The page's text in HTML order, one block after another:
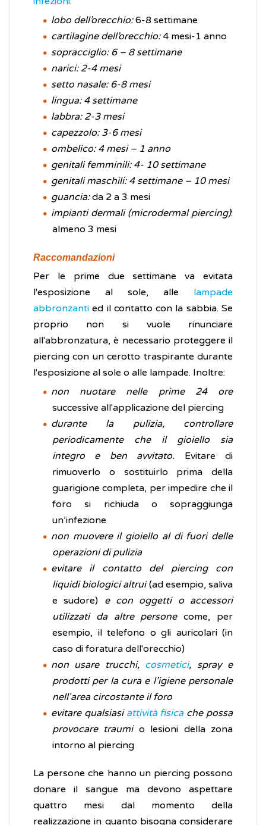
lobo dell’orecchio:6-8 settimane
cartilagine dell’orecchio: 4 mesi-1 anno
sopracciglio: 6 – 8 settimane
narici: 2-4 mesi
setto nasale: 6-8 mesi
lingua: 4 settimane
labbra: 2-3 mesi
capezzolo: 3-6 mesi
ombelico: 4 mesi – 1 anno
genitali femminili: 4- 10 settimane
genitali maschili: 4 settimane – 10 mesi
guancia:da 2 a 3 mesi
impianti dermali (microdermal piercing):
almeno 3 mesi
Raccomandazioni
Per le prime due settimane va evitata
l'esposizione al sole, alle lampade
abbronzanti ed il contatto con la sabbia. Se
proprio non si vuole rinunciare
all'abbronzatura, è necessario proteggere il
piercing con un cerotto traspirante durante
l'esposizione al sole o alle lampade. Inoltre:
non nuotare nelle prime 24 ore
successive all'applicazione del piercing
durante la pulizia, controllare
periodicamente che il gioiello sia
integro e ben avvitato. Evitare di
rimuoverlo o sostituirlo prima della
guarigione completa, per impedire che il
foro si richiuda o sopraggiunga
un’infezione
non muovere il gioiello al di fuori delle
operazioni di pulizia
evitare il contatto del piercing con
liquidi biologici altrui(ad esempio, saliva
e sudore) e con oggetti o accessori
utilizzati da altre personecome, per
esempio, il telefono o gli auricolari (in
caso di foratura dell'orecchio)
non usare trucchi, cosmetici, spray e
prodotti per la cura e l’igiene personale
nell'area circostante il foro
evitare qualsiasi attività fisicache possa
provocare traumio lesioni della zona
intorno al piercing
La persone che hanno un piercing possono
donare il sangue ma devono aspettare
quattro mesi dal momento della
realizzazione in quanto bisogna considerare